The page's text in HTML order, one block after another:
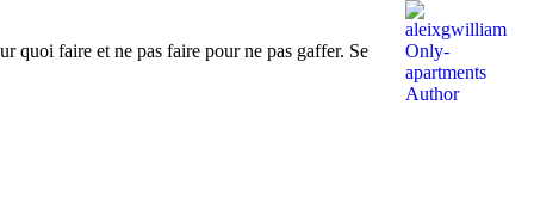
quoi faire et ne pas faire pour ne pas gaffer. Se